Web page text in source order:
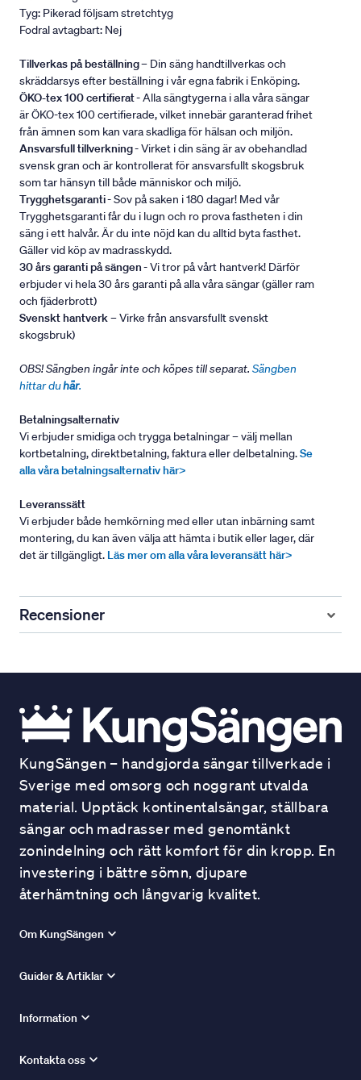
Tyg: Pikerad följsam stretchtyg
Fodral avtagbart: Nej
Tillverkas på beställning– Din säng handtillverkas och
skräddarsys efter beställning i vår egna fabrik i Enköping.
ÖKO-tex 100 certifierat- Alla sängtygerna i alla våra sängar
är ÖKO-tex 100 certifierade, vilket innebär garanterad frihet
från ämnen som kan vara skadliga för hälsan och miljön.
Ansvarsfull tillverkning- Virket i din säng är av obehandlad
svensk gran och är kontrollerat för ansvarsfullt skogsbruk
som tar hänsyn till både människor och miljö.
Trygghetsgaranti- Sov på saken i 180 dagar! Med vår
Trygghetsgaranti får du i lugn och ro prova fastheten i din
säng i ett halvår. Är du inte nöjd kan du alltid byta fasthet.
Gäller vid köp av madrasskydd.
30 års garanti på sängen- Vi tror på vårt hantverk! Därför
erbjuder vi hela 30 års garanti på alla våra sängar (gäller ram
och fjäderbrott)
Svenskt hantverk– Virke från ansvarsfullt svenskt
skogsbruk)
OBS! Sängben ingår inte och köpes till separat. Sängben
hittar duhär.
Betalningsalternativ
Vi erbjuder smidiga och trygga betalningar – välj mellan
kortbetalning, direktbetalning, faktura eller delbetalning.Se
alla våra betalningsalternativ här>
Leveranssätt
Vi erbjuder både hemkörning med eller utan inbärning samt
montering, du kan även välja att hämta i butik eller lager, där
det är tillgängligt. Läs mer om alla våra leveransätt här>
Recensioner
KungSängen – handgjorda sängar tillverkade i
Sverige med omsorg och noggrant utvalda
material. Upptäck kontinentalsängar, ställbara
sängar och madrasser med genomtänkt
zonindelning och rätt komfort för din kropp. En
investering i bättre sömn, djupare
återhämtning och långvarig kvalitet.
Om KungSängen
Guider & Artiklar
Information
Kontakta oss